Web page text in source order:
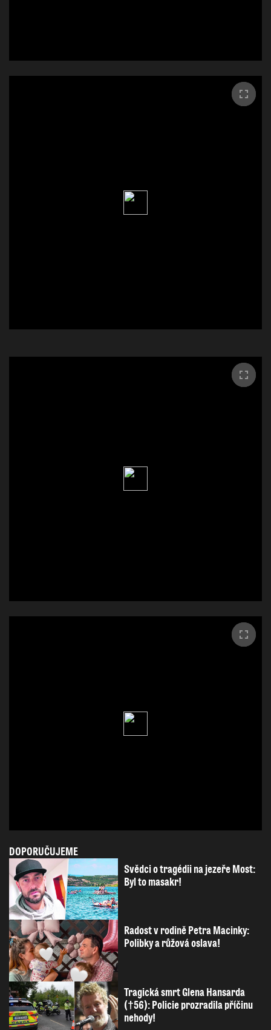
DOPORUČUJEME
Svědci o tragédii na jezeře Most:
Byl to masakr!
Radost v rodině Petra Macinky:
Polibky a růžová oslava!
Tragická smrt Glena Hansarda
(†56): Policie prozradila příčinu
nehody!